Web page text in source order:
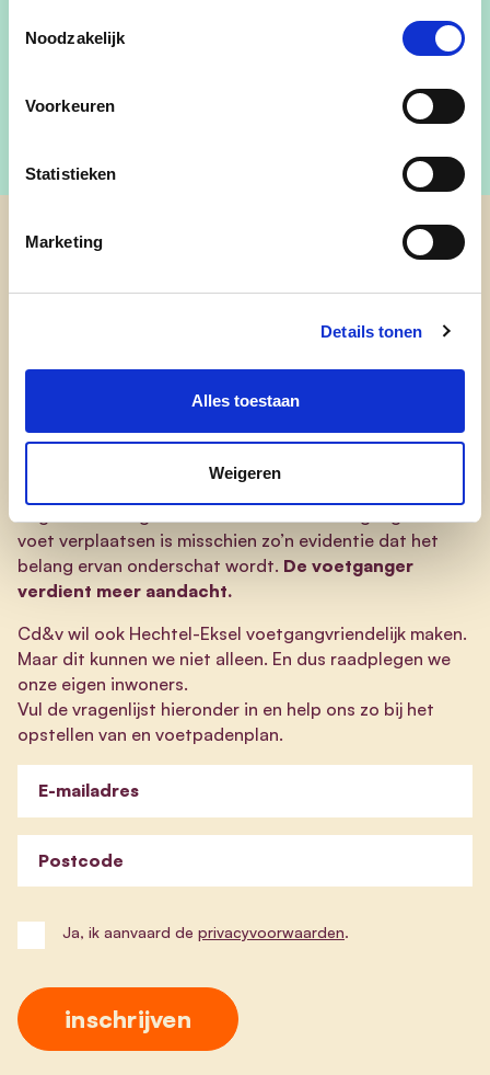
Noodzakelijk
Voorkeuren
Statistieken
Marketing
Details tonen
Alles toestaan
Weigeren
cd&v Hechtel-Eksel
Meer respect voor Keizer
We zijn voortdurend in beweging. En élke verplaatsing,
voet verplaatsen is misschien zo’n evidentie dat het
belang ervan onderschat wordt. De voetganger
verdient meer aandacht.
Cd&v wil ook Hechtel-Eksel voetgangvriendelijk maken.
Maar dit kunnen we niet alleen. En dus raadplegen we
onze eigen inwoners.
Vul de vragenlijst hieronder in en help ons zo bij het
opstellen van en voetpadenplan.
E-mailadres
Postcode
Ja, ik aanvaard de privacyvoorwaarden.